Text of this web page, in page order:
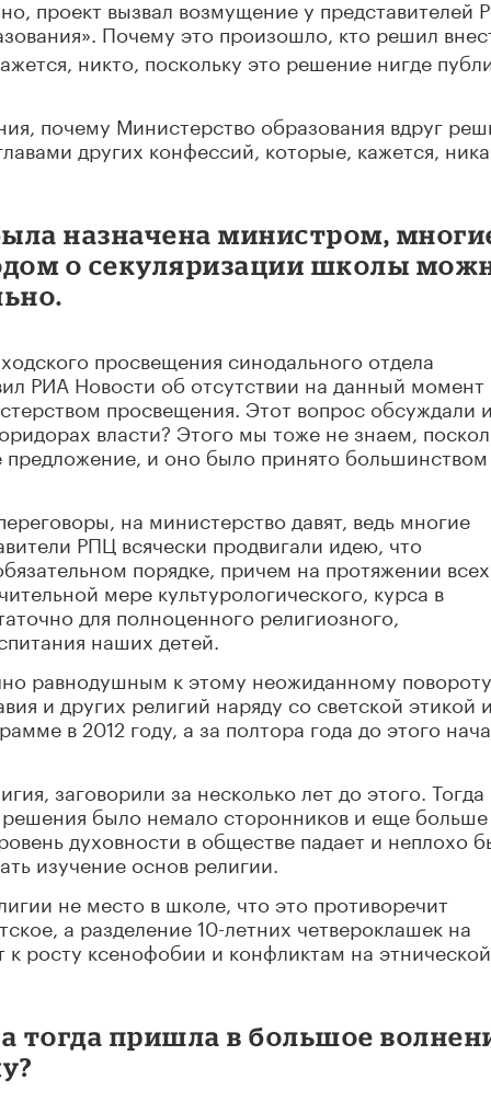
проект вызвал возмущение у представителей
. Почему это произошло, кто решил
никто, поскольку это решение нигде
почему Министерство образования вдруг
других конфессий, которые, кажется,
назначена министром,
о секуляризации школы
просвещения синодального отдела
РИА Новости об отсутствии на данный момент
просвещения. Этот вопрос обсуждали
власти? Этого мы тоже не знаем,
предложение, и оно было принято большинством
на министерство давят, ведь многие
РПЦ всячески продвигали идею, что
порядке, причем на протяжении
мере культурологического, курса в
для полноценного религиозного,
наших детей.
равнодушным к этому неожиданному повороту
и других религий наряду со светской этикой
в 2012 году, а за полтора года до этого
заговорили за несколько лет до этого. Тогда
решения было немало сторонников и еще больше
духовности в обществе падает и неплохо
изучение основ религии.
не место в школе, что это противоречит
а разделение 10-летних четвероклашек на
росту ксенофобии и конфликтам на
тогда пришла в большое